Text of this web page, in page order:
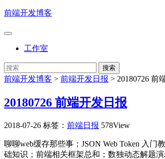
前端开发博客
工作室
前端开发博客 > 前端开发日报 > 20180726 前
20180726 前端开发日报
2018-07-26 标签： 前端日报 578View
聊聊web缓存那些事；JSON Web Token 入门
础知识；前端相关框架总和；数独动态解题